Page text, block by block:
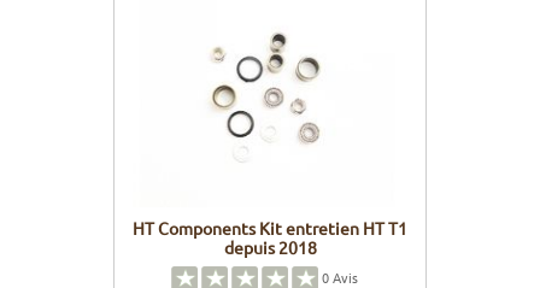
HT Components Kit entretien HT T1
depuis 2018
0Avis